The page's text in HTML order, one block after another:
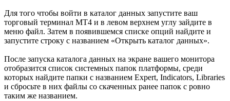
Для того чтобы войти в каталог данных запустите ваш
торговый терминал МТ4 и в левом верхнем углу зайдите в
меню файл. Затем в появившемся списке опций найдите и
запустите строку с названием «Открыть каталог данных».
После запуска каталога данных на экране вашего монитора
отобразится список системных папок платформы, среди
которых найдите папки с названием Expert, Indicators, Libraries
и сбросьте в них файлы со скаченных ранее папок с ровно
таким же названием.